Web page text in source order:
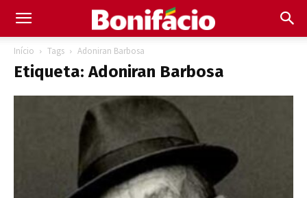
Início Tags Adoniran Barbosa
Etiqueta: Adoniran Barbosa